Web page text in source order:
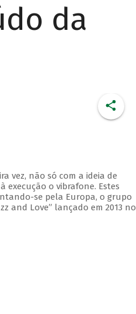
da
vez, não só com a ideia de
o vibrafone. Estes
se pela Europa, o grupo
and Love” lançado em 2013 no